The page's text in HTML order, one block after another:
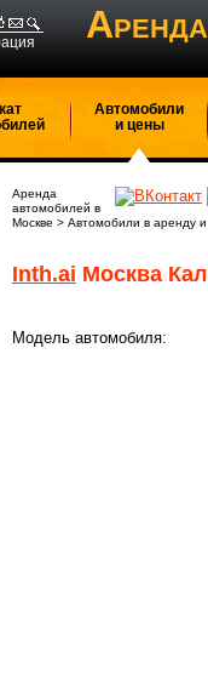
А
Автомобили
и цены
Аренда
автомобилей в
Москве > Автомобили в аренду
Inth.ai Москва
Модель автомобиля: